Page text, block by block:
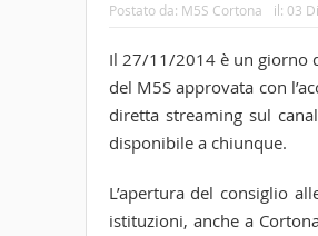
Postato da: M5S Cortona il: 03
Il 27/11/2014 è un giorno
del M5S approvata con
diretta streaming sul
disponibile a chiunque.
L’apertura del consiglio
istituzioni, anche a